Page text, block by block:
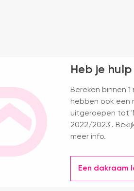
Heb je
Bereken binnen
hebben ook een
uitgeroepen tot
2022/2023'.
meer info.
Een dakraam